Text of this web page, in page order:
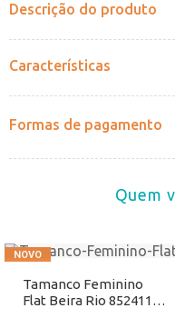
Descrição do produto
Características
Formas de pagamento
Quem
Tamanco Feminino
Flat Beira Rio 8524113